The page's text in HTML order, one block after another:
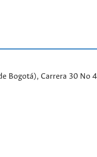
Bogotá), Carrera 30